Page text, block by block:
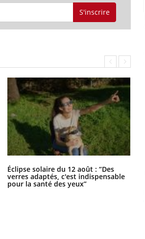
S'inscrire
Éclipse solaire du 12 août : “Des
verres adaptés, c'est indispensable
pour la santé des yeux”